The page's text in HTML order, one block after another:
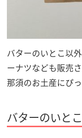
バターのいとこ以
ーナツなども販売さ
那須のお土産にぴっ
バターのいとこ